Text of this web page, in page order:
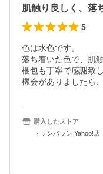
肌触り良しく、落
5
色は水色です。
落ち着いた色で、肌
梱包も丁寧で感謝致し
機会がありましたら
購入したストア
トランパラン Yahoo!店